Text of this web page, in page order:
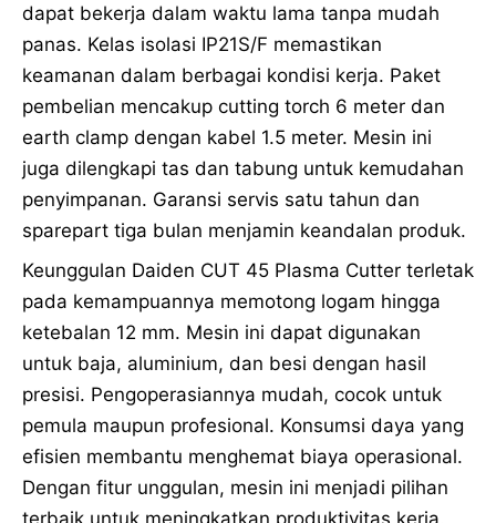
dapat bekerja dalam waktu lama tanpa mudah
panas. Kelas isolasi IP21S/F memastikan
keamanan dalam berbagai kondisi kerja. Paket
pembelian mencakup cutting torch 6 meter dan
earth clamp dengan kabel 1.5 meter. Mesin ini
juga dilengkapi tas dan tabung untuk kemudahan
penyimpanan. Garansi servis satu tahun dan
sparepart tiga bulan menjamin keandalan produk.
Keunggulan Daiden CUT 45 Plasma Cutter terletak
pada kemampuannya memotong logam hingga
ketebalan 12 mm. Mesin ini dapat digunakan
untuk baja, aluminium, dan besi dengan hasil
presisi. Pengoperasiannya mudah, cocok untuk
pemula maupun profesional. Konsumsi daya yang
efisien membantu menghemat biaya operasional.
Dengan fitur unggulan, mesin ini menjadi pilihan
terbaik untuk meningkatkan produktivitas kerja.